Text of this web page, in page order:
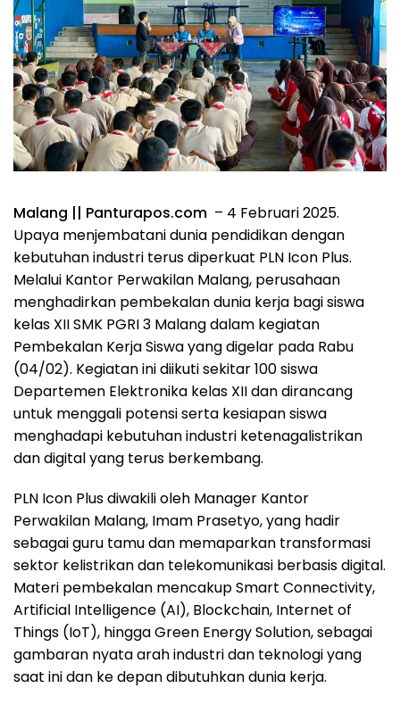
Malang || Panturapos.com – 4 Februari 2025.
Upaya menjembatani dunia pendidikan dengan
kebutuhan industri terus diperkuat PLN Icon Plus.
Melalui Kantor Perwakilan Malang, perusahaan
menghadirkan pembekalan dunia kerja bagi siswa
kelas XII SMK PGRI 3 Malang dalam kegiatan
Pembekalan Kerja Siswa yang digelar pada Rabu
(04/02). Kegiatan ini diikuti sekitar 100 siswa
Departemen Elektronika kelas XII dan dirancang
untuk menggali potensi serta kesiapan siswa
menghadapi kebutuhan industri ketenagalistrikan
dan digital yang terus berkembang.
PLN Icon Plus diwakili oleh Manager Kantor
Perwakilan Malang, Imam Prasetyo, yang hadir
sebagai guru tamu dan memaparkan transformasi
sektor kelistrikan dan telekomunikasi berbasis digital.
Materi pembekalan mencakup Smart Connectivity,
Artificial Intelligence (AI), Blockchain, Internet of
Things (IoT), hingga Green Energy Solution, sebagai
gambaran nyata arah industri dan teknologi yang
saat ini dan ke depan dibutuhkan dunia kerja.